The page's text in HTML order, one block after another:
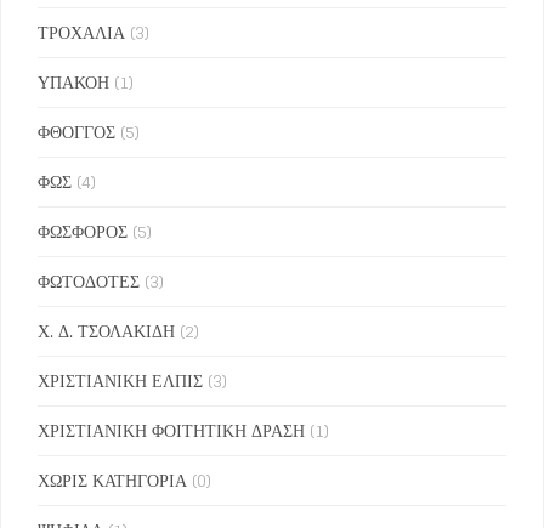
ΤΡΟΧΑΛΙΑ (3)
ΥΠΑΚΟΗ (1)
ΦΘΟΓΓΟΣ (5)
ΦΩΣ (4)
ΦΩΣΦΟΡΟΣ (5)
ΦΩΤΟΔΟΤΕΣ (3)
Χ. Δ. ΤΣΟΛΑΚΙΔΗ (2)
ΧΡΙΣΤΙΑΝΙΚΗ ΕΛΠΙΣ (3)
ΧΡΙΣΤΙΑΝΙΚΗ ΦΟΙΤΗΤΙΚΗ ΔΡΑΣΗ (1)
ΧΩΡΙΣ ΚΑΤΗΓΟΡΙΑ (0)